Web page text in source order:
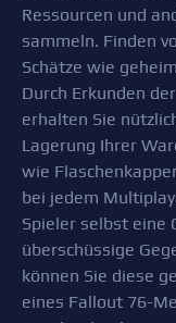
Ressourcen und
sammeln. Finden
Schätze wie
Durch Erkunden
erhalten Sie
Lagerung Ihrer
wie
bei jedem
Spieler selbst eine
überschüssige
können Sie diese
eines Fallout 76-